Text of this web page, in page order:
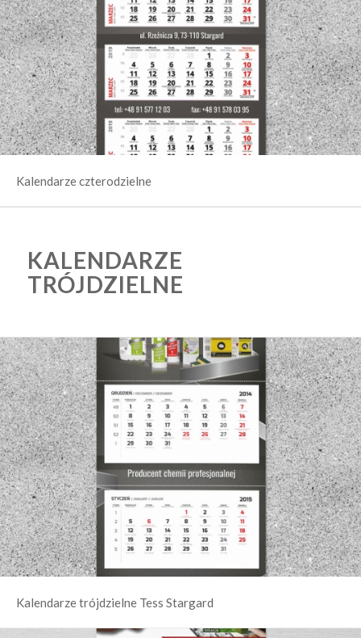
Kalendarze czterodzielne
KALENDARZE
TRÓJDZIELNE
Kalendarze trójdzielne Tess Stargard